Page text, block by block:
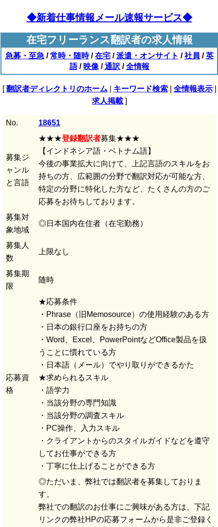
◆新着仕事情報メール速報サービス◆
在宅フリーランス翻訳者の求人情報
急募・至急 /常時・随時/在宅/派遣・オンサイト /社員 /英
語/ 映像 /通訳 /全情報
[翻訳者ディレクトリのホーム キーワード検索| 全情報表示|
求人掲載]
No. 18651
募集ジ
ャンル
と言語
★★★登録翻訳者募集★★★
【インドネシア語・ベトナム語】
今後の事業拡大に向けて、上記言語のスキルをお
持ちの方、広範囲の分野で翻訳対応が可能な方、
特定の分野に特化した方など、たくさんの方のご
応募をお待ちしております。
募集対
象地域
◎日本国内在住者（在宅勤務）
募集人
数
上限なし
募集期
限
随時
応募資
格
★応募条件
・Phrase（旧Memosource）の使用経験のある方
・日本の銀行口座をお持ちの方
・Word、Excel、PowerPointなどOffice製品を扱
うことに慣れている方
・日本語（メール）でやり取りができるかた
★求められるスキル
・語学力
・当該分野の専門知識
・当該分野の調査スキル
・PC操作、入力スキル
・クライアントからのスタイルガイドなどを遵守
してお仕事ができる方
・丁寧に仕上げることができる方
◎ただいま、弊社では翻訳者を募集しておりま
す。
弊社での翻訳のお仕事にご興味がある方は、下記
リンクの弊社HPの応募フォームから是非ご登録く